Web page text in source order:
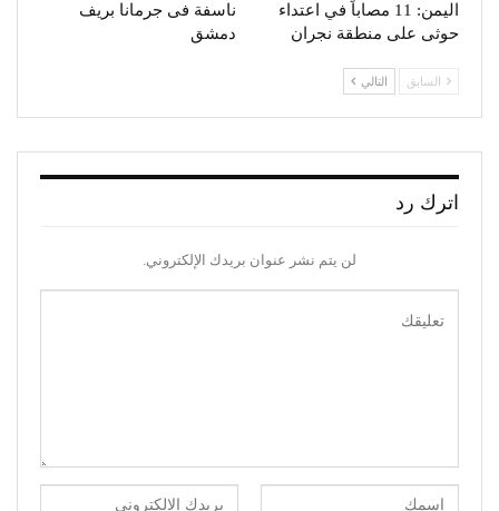
اليمن: 11 مصاباً في اعتداء
حوثى على منطقة نجران
ناسفة فى جرمانا بريف
دمشق
السابق التالي
اترك رد
لن يتم نشر عنوان بريدك الإلكتروني.